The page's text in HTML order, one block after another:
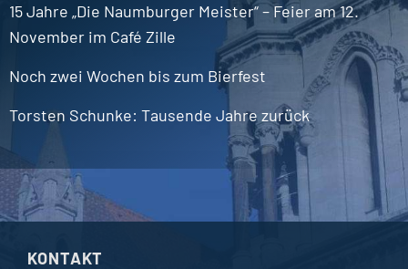
15 Jahre „Die Naumburger Meister“ – Feier am 12.
November im Café Zille
Noch zwei Wochen bis zum Bierfest
Torsten Schunke Tausende Jahre zurück
KONTAKT